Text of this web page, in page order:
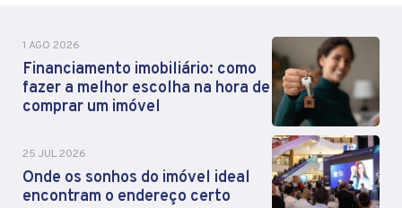
1 AGO 2026
Financiamento imobiliário: como
fazer a melhor escolha na hora de
comprar um imóvel
25 JUL 2026
Onde os sonhos do imóvel ideal
encontram o endereço certo